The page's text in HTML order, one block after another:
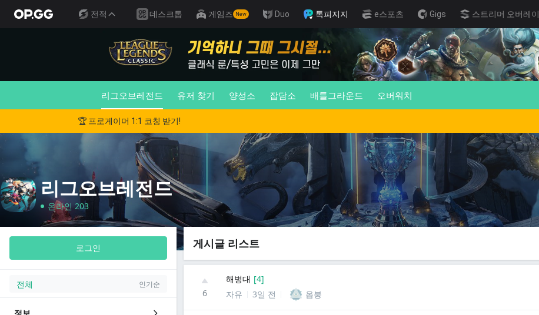
전적 데스크톱 게임즈 New Duo 톡피지지 e스포츠 Gigs 스트리머 오버레이
리그오브레전드 유저 찾기 양성소 잡담소 배틀그라운드 오버워치
🏆 프로게이머 1:1 코칭 받기!
리그오브레전드
온라인 203
로그인
전체 인기순
게시글 리스트
6
해병대 [4]
자유
3일 전 옵붕